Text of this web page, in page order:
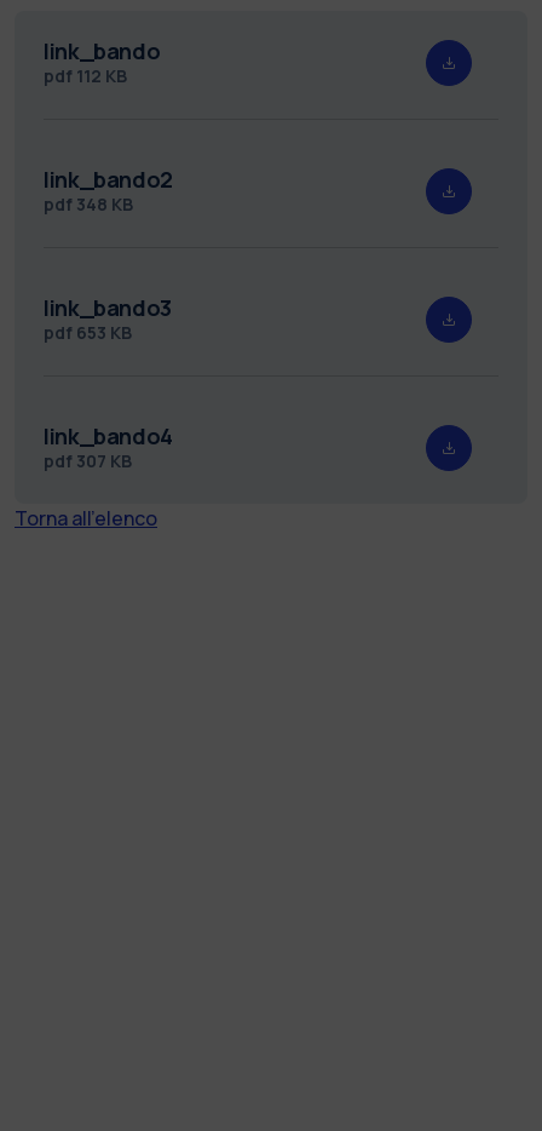
link_bando
pdf 112 KB
link_bando2
pdf 348 KB
link_bando3
pdf 653 KB
link_bando4
pdf 307 KB
Torna all'elenco